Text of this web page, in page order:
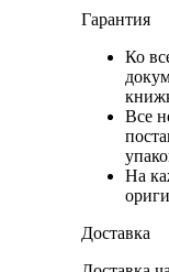
Гарантия
Ко
Все
На
Доставка